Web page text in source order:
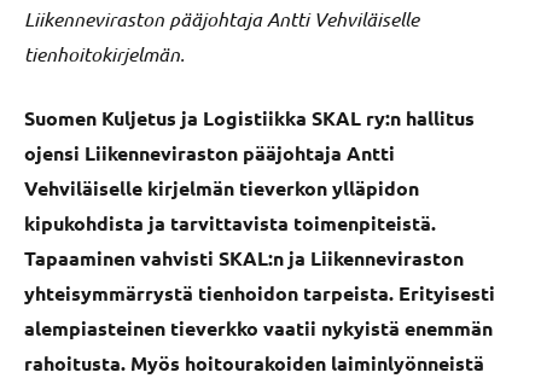
Liikenneviraston pääjohtaja Antti Vehviläiselle
tienhoitokirjelmän.
Suomen Kuljetus ja Logistiikka SKAL ry:n hallitus
ojensi Liikenneviraston pääjohtaja Antti
Vehviläiselle kirjelmän tieverkon ylläpidon
kipukohdista ja tarvittavista toimenpiteistä.
Tapaaminen vahvisti SKAL:n ja Liikenneviraston
yhteisymmärrystä tienhoidon tarpeista. Erityisesti
alempiasteinen tieverkko vaatii nykyistä enemmän
rahoitusta. Myös hoitourakoiden laiminlyönneistä